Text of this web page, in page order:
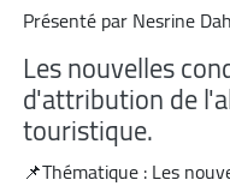
Présenté par Nesrine
Les nouvelles
d'attribution de
touristique.
📌Thématique : Les